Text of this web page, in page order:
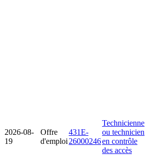
2026-08-
19
Offre
d'emploi
431E-
26000246
Technicienne
ou technicien
en contrôle
des accès